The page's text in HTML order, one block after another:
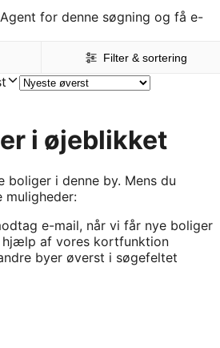
for denne søgning og få e-
Filter & sortering
i øjeblikket
boliger i denne by. Mens du
muligheder:
e-mail, når vi får nye boliger
hjælp af vores kortfunktion
byer øverst i søgefeltet